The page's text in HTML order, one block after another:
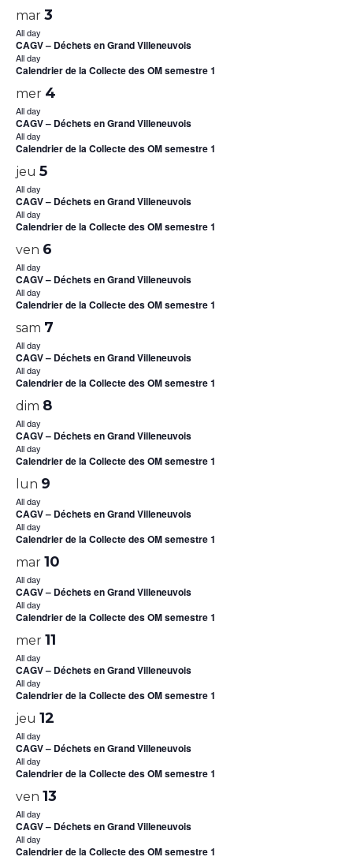
mar 3
All day
CAGV – Déchets en Grand Villeneuvois
All day
Calendrier de la Collecte des OM semestre 1
mer 4
All day
CAGV – Déchets en Grand Villeneuvois
All day
Calendrier de la Collecte des OM semestre 1
jeu 5
All day
CAGV – Déchets en Grand Villeneuvois
All day
Calendrier de la Collecte des OM semestre 1
ven 6
All day
CAGV – Déchets en Grand Villeneuvois
All day
Calendrier de la Collecte des OM semestre 1
sam 7
All day
CAGV – Déchets en Grand Villeneuvois
All day
Calendrier de la Collecte des OM semestre 1
dim 8
All day
CAGV – Déchets en Grand Villeneuvois
All day
Calendrier de la Collecte des OM semestre 1
lun 9
All day
CAGV – Déchets en Grand Villeneuvois
All day
Calendrier de la Collecte des OM semestre 1
mar 10
All day
CAGV – Déchets en Grand Villeneuvois
All day
Calendrier de la Collecte des OM semestre 1
mer 11
All day
CAGV – Déchets en Grand Villeneuvois
All day
Calendrier de la Collecte des OM semestre 1
jeu 12
All day
CAGV – Déchets en Grand Villeneuvois
All day
Calendrier de la Collecte des OM semestre 1
ven 13
All day
CAGV – Déchets en Grand Villeneuvois
All day
Calendrier de la Collecte des OM semestre 1